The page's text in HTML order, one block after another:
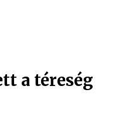
a téreség